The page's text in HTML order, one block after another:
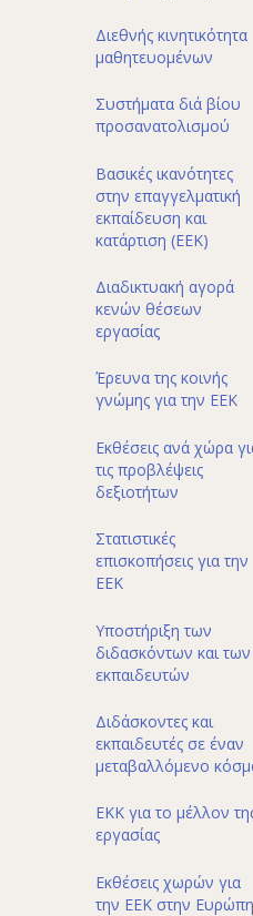
Διεθνής κινητικότητα
μαθητευομένων
Συστήματα διά βίου
προσανατολισμού
Βασικές ικανότητες
στην επαγγελματική
εκπαίδευση και
κατάρτιση (ΕΕΚ)
Διαδικτυακή αγορά
κενών θέσεων
εργασίας
Έρευνα της κοινής
γνώμης για την ΕΕΚ
Εκθέσεις ανά χώρα
τις προβλέψεις
δεξιοτήτων
Στατιστικές
επισκοπήσεις για την
ΕΕΚ
Υποστήριξη των
διδασκόντων και των
εκπαιδευτών
Διδάσκοντες και
εκπαιδευτές σε έναν
μεταβαλλόμενο
ΕΚΚ για το μέλλον
εργασίας
Εκθέσεις χωρών για
την ΕΕΚ στην Ευρώπη